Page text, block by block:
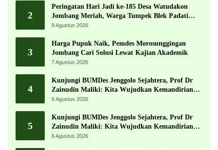
2
Peringatan Hari Jadi ke-185 Desa Watudakon
Jombang Meriah, Warga Tumpek Blek Padati
Karnaval Budaya
8 Agustus 2026
3
Harga Pupuk Naik, Pemdes Morosunggingan
Jombang Cari Solusi Lewat Kajian Akademik
7 Agustus 2026
4
Kunjungi BUMDes Jenggolo Sejahtera, Prof Dr
Zainudin Maliki: Kita Wujudkan Kemandirian
Ekonomi dengan Potensi Desa
6 Agustus 2026
5
Kunjungi BUMDes Jenggolo Sejahtera, Prof Dr
Zainudin Maliki: Kita Wujudkan Kemandirian
Ekonomi dengan Potensi Desa
6 Agustus 2026